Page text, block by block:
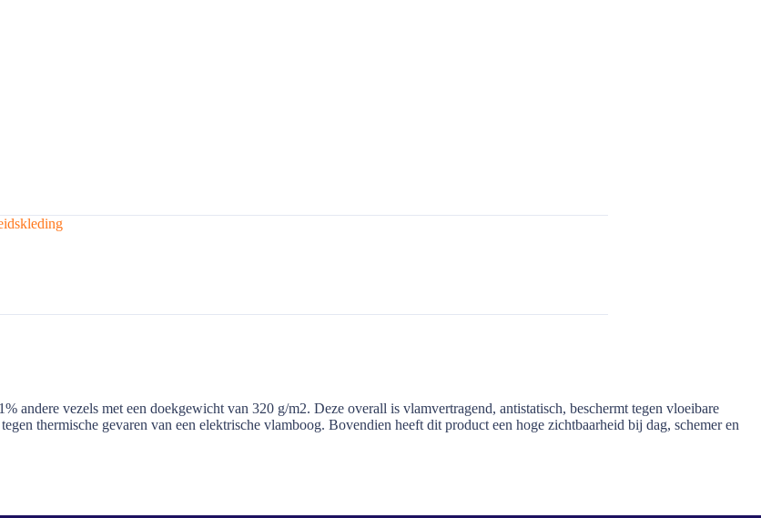
vezels met een doekgewicht van 320 g/m2. Deze overall is vlamvertragend, antistatisch, beschermt tegen vloeibare
thermische gevaren van een elektrische vlamboog. Bovendien heeft dit product een hoge zichtbaarheid bij dag, schemer en